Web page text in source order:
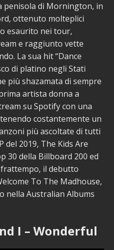
penisola di Mornington, in
ottenuto molteplici
esaurito nei tour,
e raggiunto vette
La sua hit “Dance
di platino negli Stati
più shazamata di sempre
artista donna a
su Spotify con una
costantemente un
più ascoltate di tutti
del 2019, The Kids Are
30 della Billboard 200 ed
il debutto
To The Madhouse,
nella Australian Albums
I – Wonderful